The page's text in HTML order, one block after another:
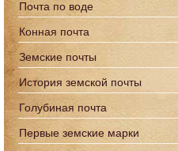
Почта по воде
Конная почта
Земские почты
История земской почты
Голубиная почта
Первые земские марки